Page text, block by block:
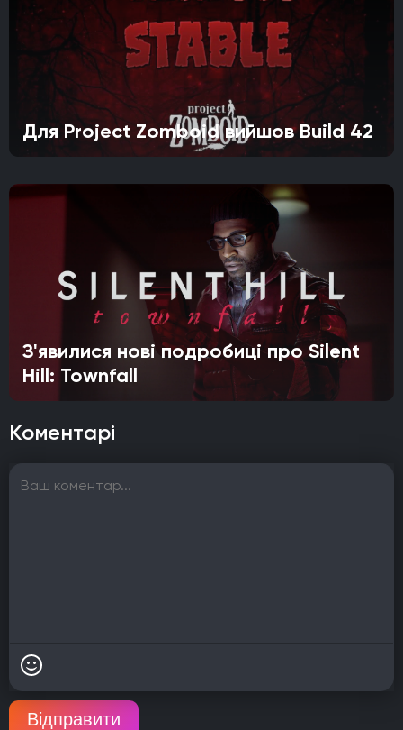
Для Project Zomboid вийшов Build 42
З'явилися нові подробиці про Silent
Hill: Townfall
Коментарі
Відправити